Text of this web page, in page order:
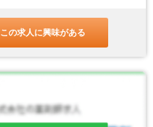
この求人に興味がある